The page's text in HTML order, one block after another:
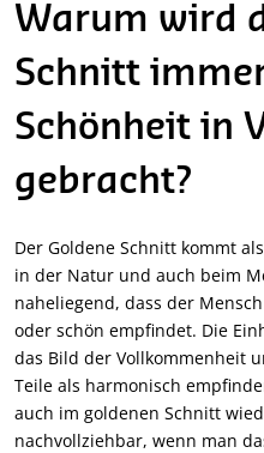
Warum wird
Schnitt
Schönheit in
gebracht?
Der Goldene Schnitt kommt
in der Natur und auch beim
naheliegend, dass der
oder schön empfindet. Die
das Bild der Vollkommenheit
Teile als harmonisch
auch im goldenen Schnitt
nachvollziehbar, wenn man